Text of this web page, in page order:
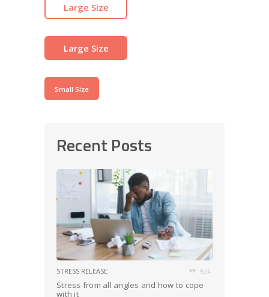
Large Size
Large Size
Small Size
Recent Posts
STRESS RELEASE 924
Stress from all angles and how to cope
with it